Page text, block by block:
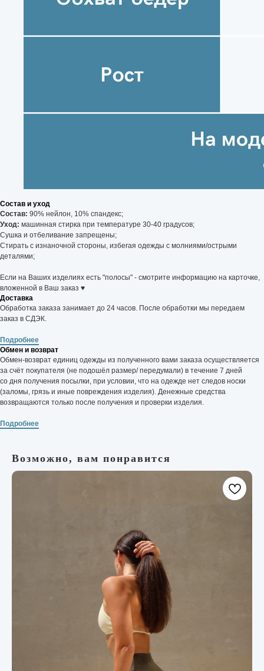
Состав и уход
Состав: 90% нейлон, 10% спандекс;
Уход: машинная стирка при температуре 30-40 градусов;
Сушка и отбеливание запрещены;
Стирать с изнаночной стороны, избегая одежды с молниями/острыми
деталями;
Если на Ваших изделиях есть "полосы" - смотрите информацию на карточке,
вложенной в Ваш заказ ♥
Доставка
Обработка заказа занимает до 24 часов. После обработки мы передаем
заказ в СДЭК.
Подробнее
Обмен и возврат
Обмен-возврат единиц одежды из полученного вами заказа осуществляется
за счёт покупателя (не подошёл размер/ передумали) в течение 7 дней
со дня получения посылки, при условии, что на одежде нет следов носки
(заломы, грязь и иные повреждения изделия). Денежные средства
возвращаются только после получения и проверки изделия.
Подробнее
Возможно, вам понравится
Подарочные сертификаты
ОГРН: 325050000015467
ИП Соловьёва Анастасия Игоревна